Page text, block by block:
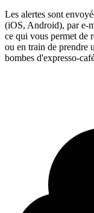
Les alertes sont
(iOS, Android), par e-
ce qui vous permet de
ou en train de prendre
bombes d'expresso-